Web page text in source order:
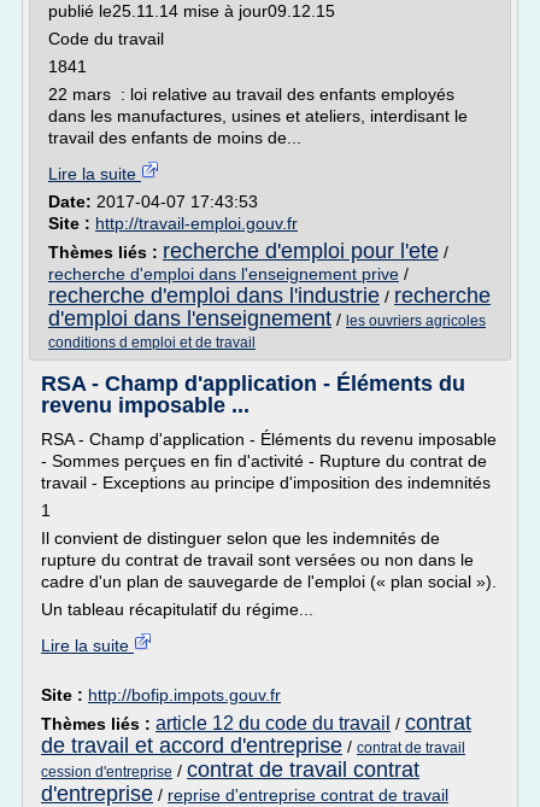
publié le25.11.14 mise à jour09.12.15
Code du travail
1841
22 mars : loi relative au travail des enfants employés
dans les manufactures, usines et ateliers, interdisant le
travail des enfants de moins de...
Lire la suite
Date: 2017-04-07 17:43:53
Site : http://travail-emploi.gouv.fr
Thèmes liés : recherche d'emploi pour l'ete /
recherche d'emploi dans l'enseignement prive /
recherche d'emploi dans l'industrie / recherche
d'emploi dans l'enseignement / les ouvriers agricoles
conditions d emploi et de travail
RSA - Champ d'application - Éléments du
revenu imposable ...
RSA - Champ d'application - Éléments du revenu imposable
- Sommes perçues en fin d'activité - Rupture du contrat de
travail - Exceptions au principe d'imposition des indemnités
1
Il convient de distinguer selon que les indemnités de
rupture du contrat de travail sont versées ou non dans le
cadre d'un plan de sauvegarde de l'emploi (« plan social »).
Un tableau récapitulatif du régime...
Lire la suite
Site : http://bofip.impots.gouv.fr
Thèmes liés : article 12 du code du travail / contrat
de travail et accord d'entreprise / contrat de travail
cession d'entreprise / contrat de travail contrat
d'entreprise / reprise d'entreprise contrat de travail